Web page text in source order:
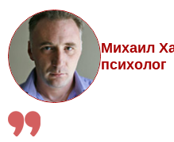
Михаил
психолог